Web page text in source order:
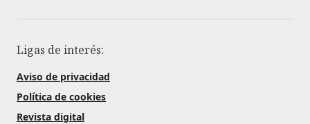
Ligas de interés:
Aviso de privacidad
Política de cookies
Revista digital